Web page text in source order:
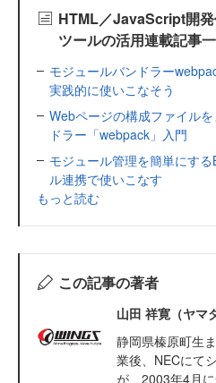
HTML／JavaScript開
ツールの活用連載記事
モジュールバンドラー
実践的に使いこなそう
Webページの構成ファイル
ドラー「webpack」入門
モジュール管理を簡単にす
ル連携で使いこなす
もっと読む
この記事の著者
山田 祥寛（ヤマ
静岡県榛原町生
業後、NECにて
が、2003年4月